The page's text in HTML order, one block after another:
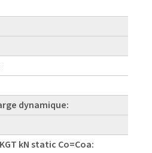
dynamique:
kN static Co=Coa: